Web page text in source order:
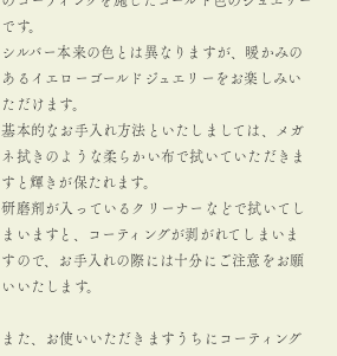
です。
シルバー本来の色とは異なりますが、暖かみの
あるイエローゴールドジュエリーをお楽しみい
ただけます。
基本的なお手入れ方法といたしましては、メガ
ネ拭きのような柔らかい布で拭いていただきま
すと輝きが保たれます。
研磨剤が入っているクリーナーなどで拭いてし
まいますと、コーティングが剥がれてしまいま
すので、お手入れの際には十分にご注意をお願
いいたします。
また、お使いいただきますうちにコーティング